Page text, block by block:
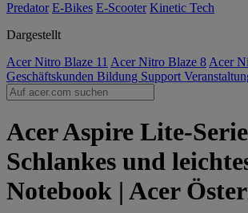
Predator E-Bikes E-Scooter Kinetic Tech
Dargestellt
Acer Nitro Blaze 11 Acer Nitro Blaze 8 Acer
Geschäftskunden Bildung Support
Acer Aspire Lite-
Schlankes und
Notebook | Acer